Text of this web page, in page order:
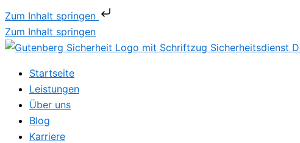
Zum Inhalt springen
Zum Inhalt springen
Startseite
Leistungen
Über uns
Blog
Karriere